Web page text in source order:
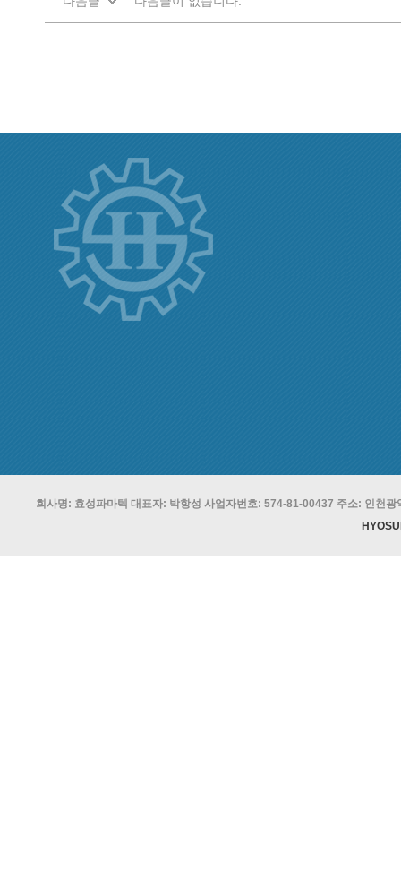
회사명: 효성파마텍 대표자: 박항성 사업자번호: 574-81-00437 주소: 인천